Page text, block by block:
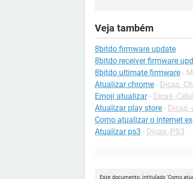
Veja também
8bitdo firmware update
8bitdo receiver firmware
8bitdo ultimate firmware -
Atualizar chrome - Dicas -
Emoji atualizar - Dicas -
Atualizar play store - Dicas
Como atualizar o internet
Atualizar ps3 - Dicas -PS3
Este documento, intitulado 'Como